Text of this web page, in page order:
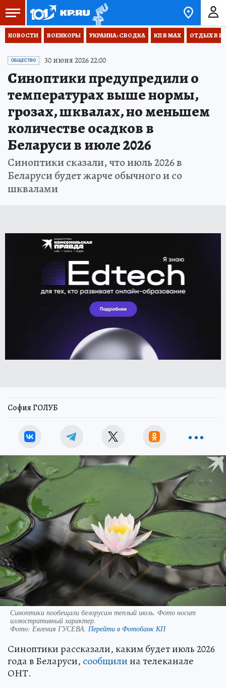
НОВОСТИ ВОЕНКОРЫ УКРАИНА: СВОДКА КП В МАХ ОТДЫХ В
ОБЩЕСТВО 30 июня 2026 22:00
Синоптики предупредили о
температурах выше нормы,
грозах, шквалах, но меньшем
количестве осадков в
Беларуси в июле 2026
Синоптики сказали, что июль 2026 в
Беларуси будет жарче обычного и со
шквалами
София ГОЛУБ
Синоптики пообещали белорусам теплый июль. Фото носит
иллюстративный характер.
Фото: Евгения ГУСЕВА. Перейти в Фотобанк КП
Синоптики рассказали, каким будет июль 2026
года в Беларуси, сообщилина телеканале
ОНТ.